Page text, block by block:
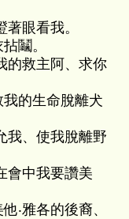
眼看我。
鬮。
的救主阿、求你
的生命脫離犬
我、使我脫離野
會中我要讚美
‧雅各的後裔、